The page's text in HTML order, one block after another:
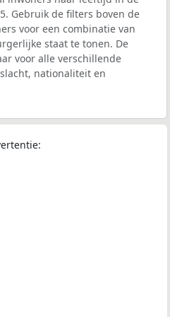
Gebruik de filters boven de
voor een combinatie van
staat te tonen. De
voor alle verschillende
nationaliteit en